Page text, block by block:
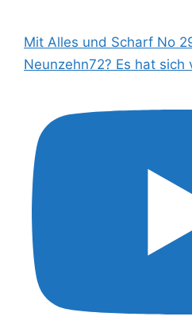
Mit Alles und Scharf No
Neunzehn72? Es hat sich